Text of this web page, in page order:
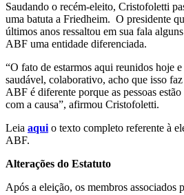
Saudando o recém-eleito, Cristofoletti
uma batuta a Friedheim. O presidente
últimos anos ressaltou em sua fala
ABF uma entidade diferenciada.
“O fato de estarmos aqui reunidos hoje
saudável, colaborativo, acho que isso
ABF é diferente porque as pessoas
com a causa”, afirmou Cristofoletti.
Leia aqui o texto completo referente à
ABF.
Alterações do Estatuto
Após a eleição, os membros associados